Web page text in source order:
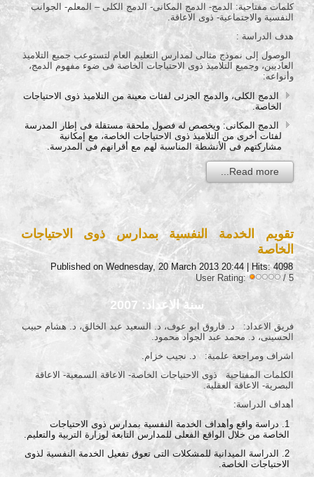
كلمات مفتاحية: الدمج- الدمج المكانى- الدمج الكلى – المعلم- الجوانب
النفسية والاجتماعية- ذوى الاعاقة.
هدف الدراسة :
الوصول إلى نموذج مثالى لمدارس التعليم العام لتستوعب جميع التلاميذ
العاديين، وجميع التلاميذ ذوى الاحتياجات الخاصة فى ضوء مفهوم الدمج،
وأنواعه:
الدمج الكلى، والدمج الجزئى لفئات معينة من التلاميذ ذوى الاحتياجات
الخاصة.
الدمج المكانى: ويخصص له فصول ملحقة مستقلة فى إطار المدرسة
لفئات أخرى من التلاميذ ذوى الاحتياجات الخاصة، مع إمكانية
مشاركتهم فى الأنشطة المناسبة لهم مع أقرانهم فى المدرسة.
Read more...
تقويم الخدمة النفسية بمدارس ذوى الاحتياجات
الخاصة
Published on Wednesday, 20 March 2013 20:44| Hits: 4098
User Rating:
/ 5
سنة الاعداد: 2007
فريق الاعداد: د. فاروق ابو عوف، د. السعيد عبد الخالق، د. هشام حبيب
الحسينى، د. محمد عبد الجواد محمود.
اشراف ومراجعة علمية: د. نجيب خزام.
الكلمات المفتاحية ذوى الاحتياجات الخاصة- الاعاقة السمعية- الاعاقة
البصرية- الاعاقة العقلية.
أهداف الدراسة:
دراسة واقع وأهداف الخدمة النفسية بمدارس ذوى الاحتياجات
الخاصة من خلال الواقع الفعلى للمدارس التابعة لوزارة التربية والتعليم.
الدراسة الميدانية للمشكلات التى تعوق تفعيل الخدمة النفسية لذوى
الاحتياجات الخاصة.